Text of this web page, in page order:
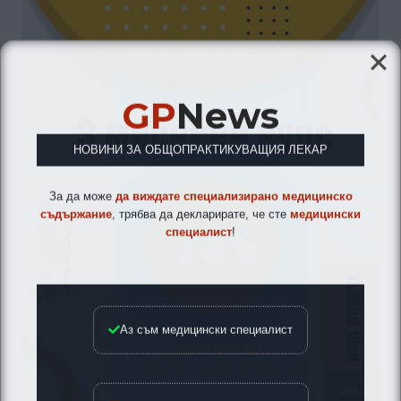
GPNews
НОВИНИ ЗА ОБЩОПРАКТИКУВАЩИЯ ЛЕКАР
За да може да виждате специализирано медицинско
съдържание , трябва да декларирате, че сте медицински
специалист!
Аз съм медицински специалист